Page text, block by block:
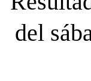
del